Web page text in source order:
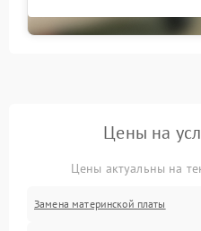
Цены на
Цены актуальны на
Замена материнской платы